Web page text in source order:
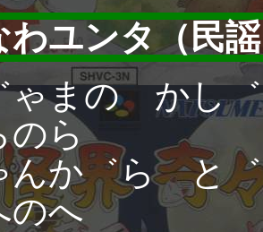
わユンタ（民
ゃまの かし
のら
んか゛ら と
のへ